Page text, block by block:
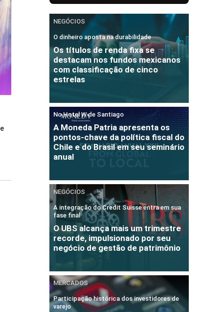
NEGÓCIOS
O dinheiro aposta na durabilidade
Os títulos de renda fixa se
destacam nos fundos mexicanos
com classificação de cinco
estrelas
No Hotel W de Santiago
A Moneda Patria apresenta os
pontos-chave da política fiscal do
Chile e do Brasil em seu seminário
anual
NEGÓCIOS
A integração do Credit Suisse entra em sua
fase final
O UBS alcança mais um trimestre
recorde, impulsionado por seu
negócio de gestão de patrimônio
MERCADOS
Participação histórica dos investidores de
varejo